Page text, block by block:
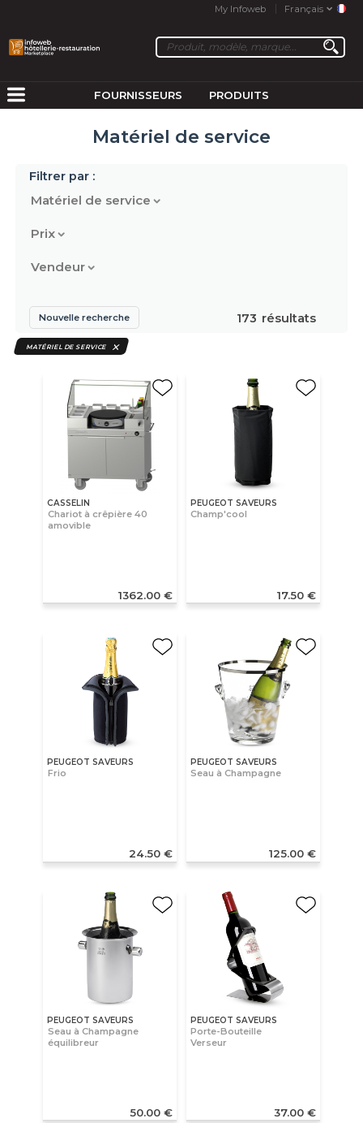
My Infoweb Français
FOURNISSEURS PRODUITS
Matériel de service
Filtrer par :
Matériel de service
Prix
Vendeur
173 résultats
Nouvelle recherche
MATÉRIEL DE SERVICE
CASSELIN
Chariot à crêpière 40
amovible
1362.00 €
PEUGEOT SAVEURS
Champ'cool
17.50 €
PEUGEOT SAVEURS
Frio
24.50 €
PEUGEOT SAVEURS
Seau à Champagne
125.00 €
PEUGEOT SAVEURS
Seau à Champagne
équilibreur
50.00 €
PEUGEOT SAVEURS
Porte-Bouteille
Verseur
37.00 €